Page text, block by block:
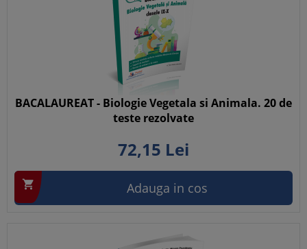
BACALAUREAT - Biologie Vegetala si Animala. 20 de
teste rezolvate
72,15 Lei
 Adauga in cos